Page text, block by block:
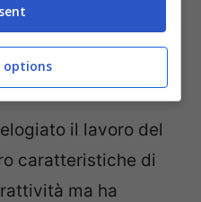
pubblico e che le
essere coerenti
cristiano.
il lavoro del
caratteristiche di
ma ha
options